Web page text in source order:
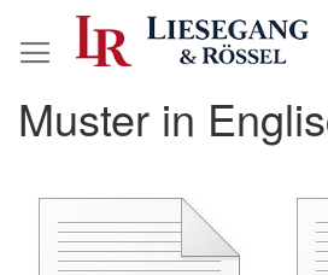
zum
Muster in